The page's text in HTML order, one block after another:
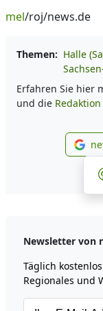
mel/roj/news.de
Themen: Halle
Erfahren Sie hier
und die
Newsletter von
Täglich
Regionales und